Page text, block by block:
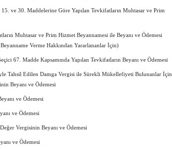
ve 30. Maddelerine Göre Yapılan Tevkifatların Muhtasar ve Prim
Muhtasar ve Prim Hizmet Beyannamesi ile Beyanı ve Ödemesi
Verme Hakkından Yararlananlar İçin)
67. Madde Kapsamında Yapılan Tevkifatların Beyanı ve Ödemesi
Tahsil Edilen Damga Vergisi ile Sürekli Mükellefiyeti Bulunanlar İçin
Beyanı ve Ödemesi
ve Ödemesi
ve Ödemesi
Vergisinin Beyanı ve Ödemesi
ve Ödemesi